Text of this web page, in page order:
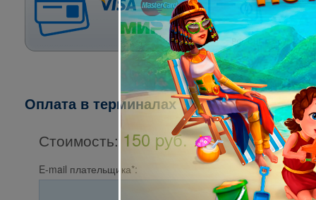
Оплата в терминалах "ПСКБ":
Стоимость: 150 pуб.
E-mail плательщика*: